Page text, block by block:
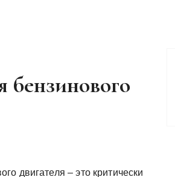
бензинового
двигателя – это критически